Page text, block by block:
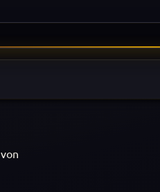
von